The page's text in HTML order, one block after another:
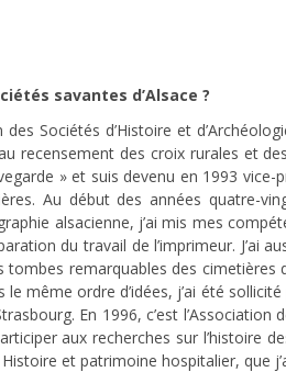
savantes d’Alsace ?
Sociétés d’Histoire et
recensement des croix rurales et
» et suis devenu en 1993
Au début des années quatre-
alsacienne, j’ai mis mes
du travail de l’imprimeur. J’ai
tombes remarquables des
même ordre d’idées, j’ai été
En 1996, c’est l’Association
aux recherches sur l’histoire
et patrimoine hospitalier, que